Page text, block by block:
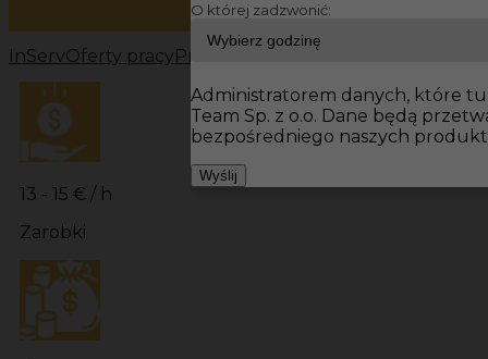
InServOferty pracy Prace budowlane Niemcy
13 - 15 € / h
Zarobki
O której zadzwonić:
Administratorem danych, które tu
Team Sp. z o.o. Dane będą
bezpośredniego naszych
Wyślij